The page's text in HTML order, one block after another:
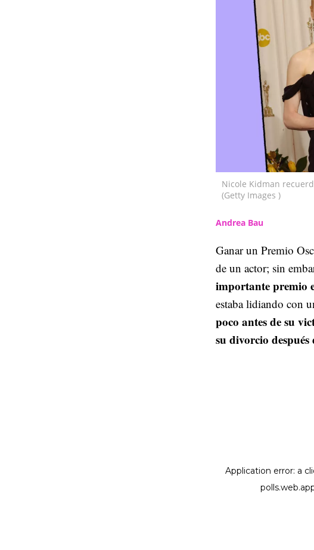
Nicole Kidman
(Getty Images )
Andrea Bau
Ganar un Premio
de un actor; sin
importante premio
estaba lidiando con
poco antes de su
su divorcio